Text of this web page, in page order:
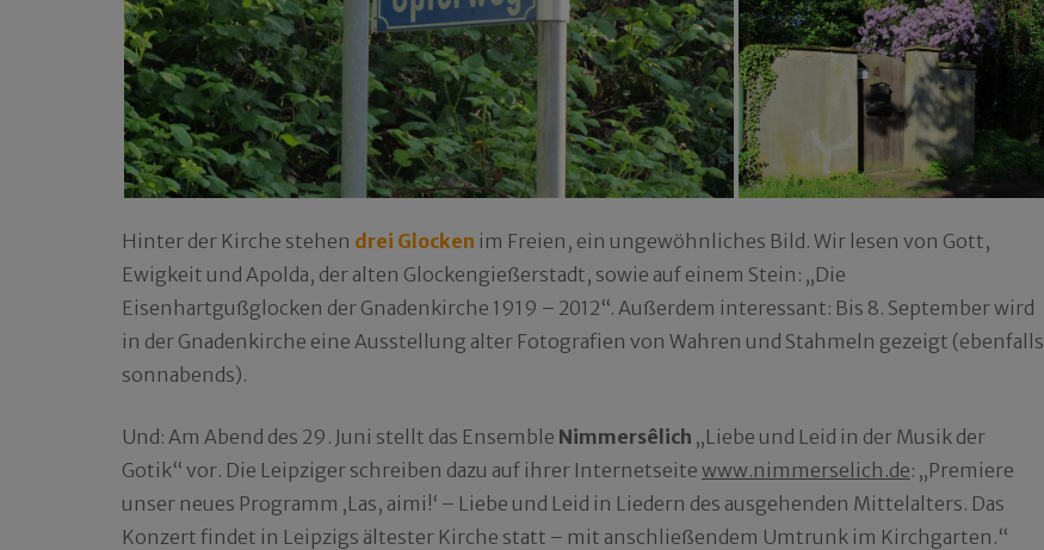
Hinter der Kirche stehen drei Glocken im Freien, ein ungewöhnliches Bild. Wir lesen von Gott,
Ewigkeit und Apolda, der alten Glockengießerstadt, sowie auf einem Stein: „Die
Eisenhartgußglocken der Gnadenkirche 1919 – 2012“. Außerdem interessant: Bis 8. September wird
in der Gnadenkirche eine Ausstellung alter Fotografien von Wahren und Stahmeln gezeigt (ebenfalls
sonnabends).
Und: Am Abend des 29. Juni stellt das Ensemble Nimmersêlich „Liebe und Leid in der Musik der
Gotik“ vor. Die Leipziger schreiben dazu auf ihrer Internetseite www.nimmerselich.de: „Premiere
unser neues Programm ‚Las, aimi!‘ – Liebe und Leid in Liedern des ausgehenden Mittelalters. Das
Konzert findet in Leipzigs ältester Kirche statt – mit anschließendem Umtrunk im Kirchgarten.“